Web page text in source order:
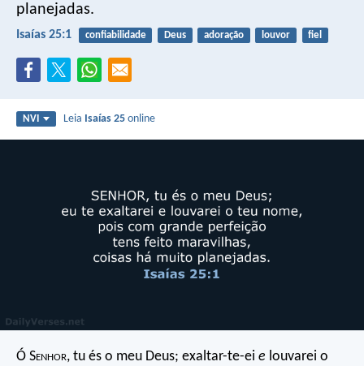
planejadas.
Isaías 25:1 confiabilidade Deus adoração louvor fiel
NVI Leia Isaías 25 online
Ó Senhor, tu és o meu Deus; exaltar-te-ei e louvarei o